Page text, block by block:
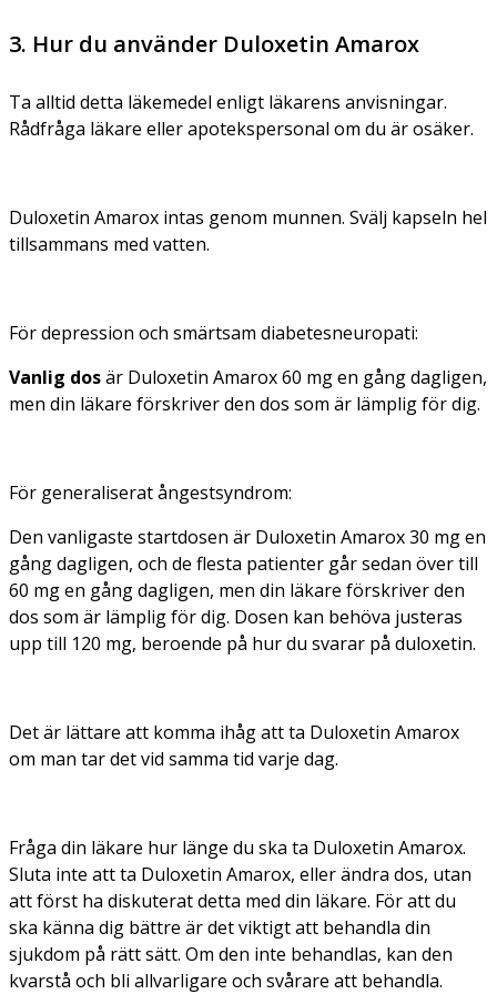
3. Hur du använder Duloxetin Amarox
Ta alltid detta läkemedel enligt läkarens anvisningar.
Rådfråga läkare eller apotekspersonal om du är osäker.
Duloxetin Amarox intas genom munnen. Svälj kapseln hel
tillsammans med vatten.
För depression och smärtsam diabetesneuropati:
Vanlig dosär Duloxetin Amarox 60 mg en gång dagligen,
men din läkare förskriver den dos som är lämplig för dig.
För generaliserat ångestsyndrom:
Den vanligaste startdosen är Duloxetin Amarox 30 mg en
gång dagligen, och de flesta patienter går sedan över till
60 mg en gång dagligen, men din läkare förskriver den
dos som är lämplig för dig. Dosen kan behöva justeras
upp till 120 mg, beroende på hur du svarar på duloxetin.
Det är lättare att komma ihåg att ta Duloxetin Amarox
om man tar det vid samma tid varje dag.
Fråga din läkare hur länge du ska ta Duloxetin Amarox.
Sluta inte att ta Duloxetin Amarox, eller ändra dos, utan
att först ha diskuterat detta med din läkare. För att du
ska känna dig bättre är det viktigt att behandla din
sjukdom på rätt sätt. Om den inte behandlas, kan den
kvarstå och bli allvarligare och svårare att behandla.